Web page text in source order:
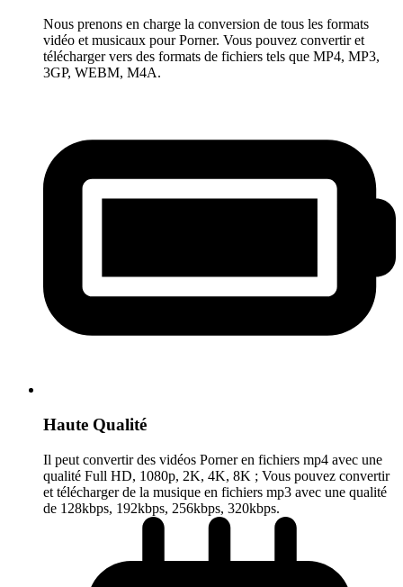
Nous prenons en charge la conversion de tous les formats
vidéo et musicaux pour Porner. Vous pouvez convertir et
télécharger vers des formats de fichiers tels que MP4, MP3,
3GP, WEBM, M4A.
Haute Qualité
Il peut convertir des vidéos Porner en fichiers mp4 avec une
qualité Full HD, 1080p, 2K, 4K, 8K ; Vous pouvez convertir
et télécharger de la musique en fichiers mp3 avec une qualité
de 128kbps, 192kbps, 256kbps, 320kbps.